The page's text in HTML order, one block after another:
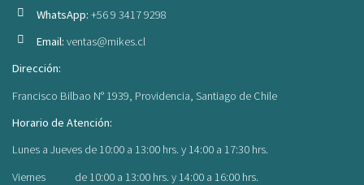
WhatsApp: +56 9 3417 9298
Email: ventas@mikes.cl
Dirección:
Francisco Bilbao N° 1939, Providencia, Santiago de Chile
Horario de Atención:
Lunes a Jueves de 10:00 a 13:00 hrs. y 14:00 a 17:30 hrs.
Viernes de 10:00 a 13:00 hrs. y 14:00 a 16:00 hrs.